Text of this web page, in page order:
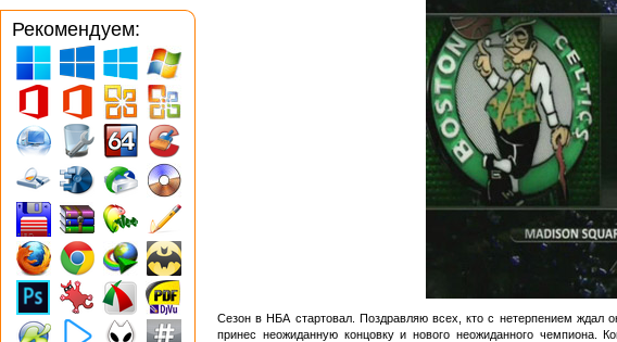
Сезон в НБА стартовал. Поздравляю всех, кто с нетерпением ждал
принес неожиданную концовку и нового неожиданного
Рекомендуем: